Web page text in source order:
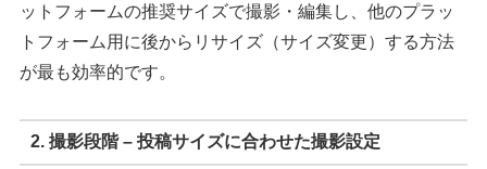
ットフォームの推奨サイズで撮影・編集し、他のプラッ
トフォーム用に後からリサイズ（サイズ変更）する方法
が最も効率的です。
2. 撮影段階 – 投稿サイズに合わせた撮影設定